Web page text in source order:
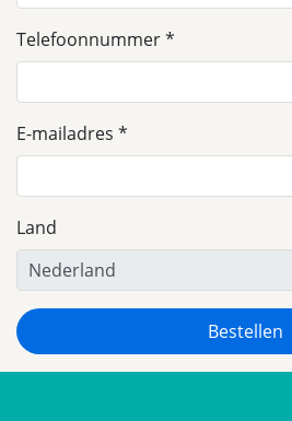
Telefoonnummer
E-mailadres
Land